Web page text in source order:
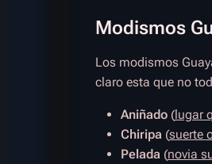
Modismos
Los modismos
claro esta que no
Aniñado (lugar
Chiripa (suerte
Pelada (novia